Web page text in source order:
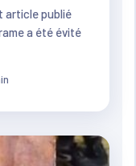
article publié
a été évité